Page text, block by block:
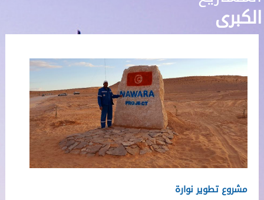
الكبرى
مشروع تطوير نوارة